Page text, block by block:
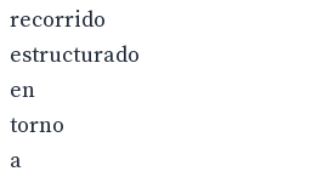
recorrido
estructurado
en
torno
a